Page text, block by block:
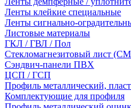
Ленты клейкие специальные
Ленты сигнально-
Листовые материалы
ГКЛ / ГВЛ / Пол
Стекломагнезитовый лист
Сэндвич-панели ПВХ
ЦСП / ГСП
Профиль металлический,
Комплектующие для профиля